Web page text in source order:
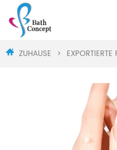
ZUHAUSE > EXPORTIERTE